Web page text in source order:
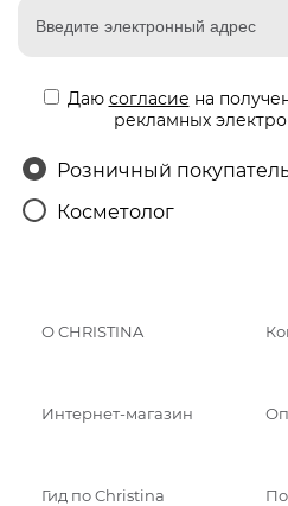
Даю согласие на
рекламных
Розничный
Косметолог
О CHRISTINA
Интернет-магазин
Гид по Christina